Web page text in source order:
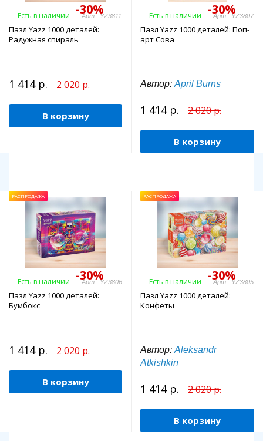
-30%
Есть в наличии Арт.: YZ3811
Пазл Yazz 1000 деталей:
Радужная спираль
1 414 р. 2 020 р.
В корзину
-30%
Есть в наличии Арт.: YZ3807
Пазл Yazz 1000 деталей: Поп-
арт Сова
Автор: April Burns
1 414 р. 2 020 р.
В корзину
РАСПРОДАЖА
-30%
Есть в наличии Арт.: YZ3806
Пазл Yazz 1000 деталей:
Бумбокс
1 414 р. 2 020 р.
В корзину
РАСПРОДАЖА
-30%
Есть в наличии Арт.: YZ3805
Пазл Yazz 1000 деталей:
Конфеты
Автор: Aleksandr
Atkishkin
1 414 р. 2 020 р.
В корзину